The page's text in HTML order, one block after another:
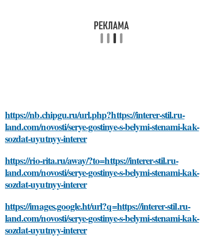
https://nb.chipgu.ru/url.php?https://interer-stil.ru-
land.com/novosti/serye-gostinye-s-belymi-stenami-kak-
sozdat-uyutnyy-interer
https://rio-rita.ru/away/?to=https://interer-stil.ru-
land.com/novosti/serye-gostinye-s-belymi-stenami-kak-
sozdat-uyutnyy-interer
https://images.google.ht/url?q=https://interer-stil.ru-
land.com/novosti/serye-gostinye-s-belymi-stenami-kak-
sozdat-uyutnyy-interer